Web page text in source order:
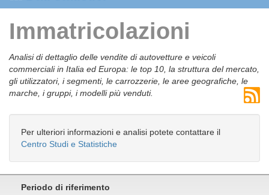
Immatricolazioni
Analisi di dettaglio delle vendite di autovetture e veicoli
commerciali in Italia ed Europa: le top 10, la struttura del mercato,
gli utilizzatori, i segmenti, le carrozzerie, le aree geografiche, le
marche, i gruppi, i modelli più venduti.
Per ulteriori informazioni e analisi potete contattare il
Centro Studi e Statistiche
Periodo di riferimento